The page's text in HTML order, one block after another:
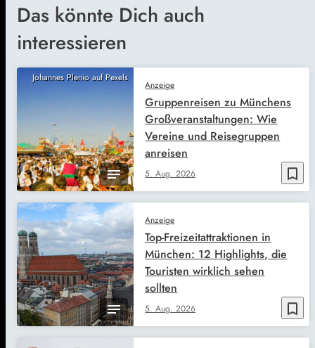
Das könnte Dich auch
interessieren
Johannes Plenio auf Pexels
bookmark_border
Anzeige
5. Aug. 2026
Gruppenreisen zu Münchens
Großveranstaltungen: Wie
Vereine und Reisegruppen
anreisen
bookmark_border
Anzeige
5. Aug. 2026
Top-Freizeitattraktionen in
München: 12 Highlights, die
Touristen wirklich sehen
sollten